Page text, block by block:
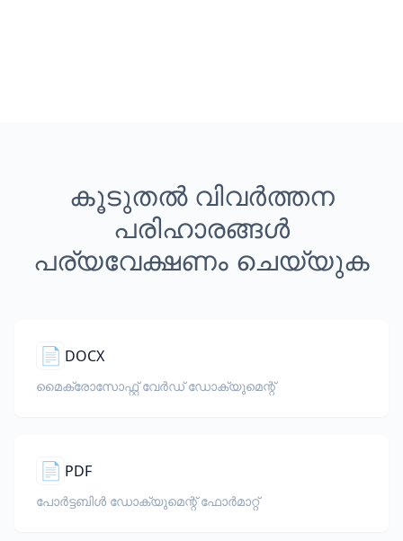
കൂടുതൽ വിവർത്തന
പരിഹാരങ്ങൾ
പര്യവേക്ഷണം ചെയ്യുക
📄 DOCX
മൈക്രോസോഫ്റ്റ് വേർഡ് ഡോക്യുമെന്റ്
📄 PDF
പോർട്ടബിൾ ഡോക്യുമെന്റ് ഫോർമാറ്റ്